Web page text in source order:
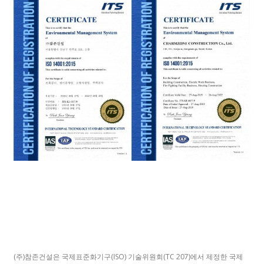
(주)참존건설은 국제표준화기구(ISO) 기술위원회(TC 207)에서 제정한 국제